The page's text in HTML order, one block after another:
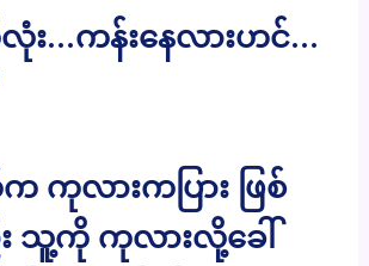
လုံး…ကန်းနေလားဟင်…
ကုလားကပြား ဖြစ်
သူ့ကို ကုလားလို့ခေါ်